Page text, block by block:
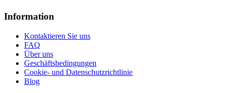
Information
Kontaktieren Sie uns
FAQ
Über uns
Geschäftsbedingungen
Cookie- und Datenschutzrichtlinie
Blog